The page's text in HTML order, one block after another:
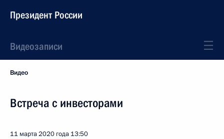
Президент России
Видеозаписи
Видео
Встреча с инвесторами
11 марта 2020 года 13:50